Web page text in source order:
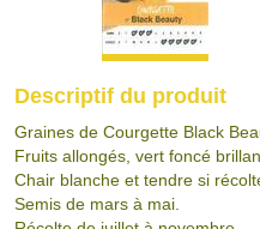
Descriptif du produit
Graines de Courgette Black
Fruits allongés, vert foncé
Chair blanche et tendre si
Semis de mars à mai.